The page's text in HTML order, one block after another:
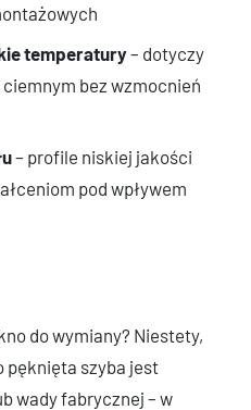
temperatury– dotyczy
ciemnym bez wzmocnień
– profile niskiej jakości
pod wpływem
do wymiany? Niestety,
pęknięta szyba jest
wady fabrycznej – w